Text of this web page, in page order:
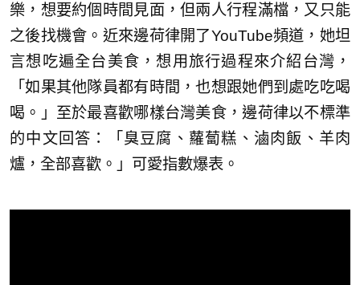
樂，想要約個時間見面，但兩人行程滿檔，又只能
之後找機會。近來邊荷律開了YouTube頻道，她坦
言想吃遍全台美食，想用旅行過程來介紹台灣，
「如果其他隊員都有時間，也想跟她們到處吃吃喝
喝。」至於最喜歡哪樣台灣美食，邊荷律以不標準
的中文回答：「臭豆腐、蘿蔔糕、滷肉飯、羊肉
爐，全部喜歡。」可愛指數爆表。